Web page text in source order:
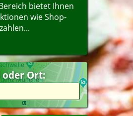
bietet Ihnen
wie Shop-
oder Ort: